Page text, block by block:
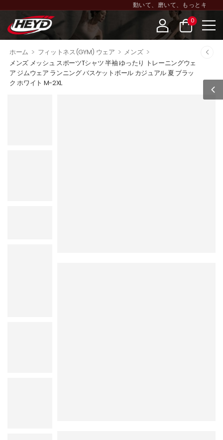
動いて、磨いて、もっとキレイに~
0
ホーム > フィットネス(GYM) ウェア > メンズ >
メンズ メッシュ スポーツTシャツ 半袖 ゆったり トレーニングウェ
ア ジムウェア ランニング バスケットボール カジュアル 夏 ブラッ
ク ホワイト M-2XL